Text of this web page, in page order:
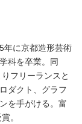
年に京都造形芸術
科を卒業。同
フリーランスと
ダクト、グラフ
を手がける。富
。